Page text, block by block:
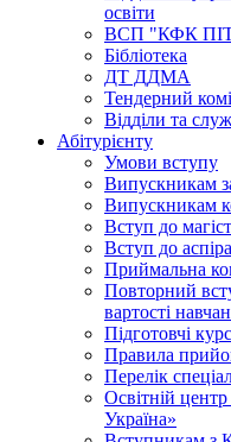
освіти
ВСП "КФК
Бібліотека
ДТ ДДМА
Тендерний
Відділи та
Абітурієнту
Умови вступу
Випускникам
Випускникам
Вступ до
Вступ до
Приймальна
Повторний
вартості
Підготовчі
Правила
Перелік
Освітній
Україна»